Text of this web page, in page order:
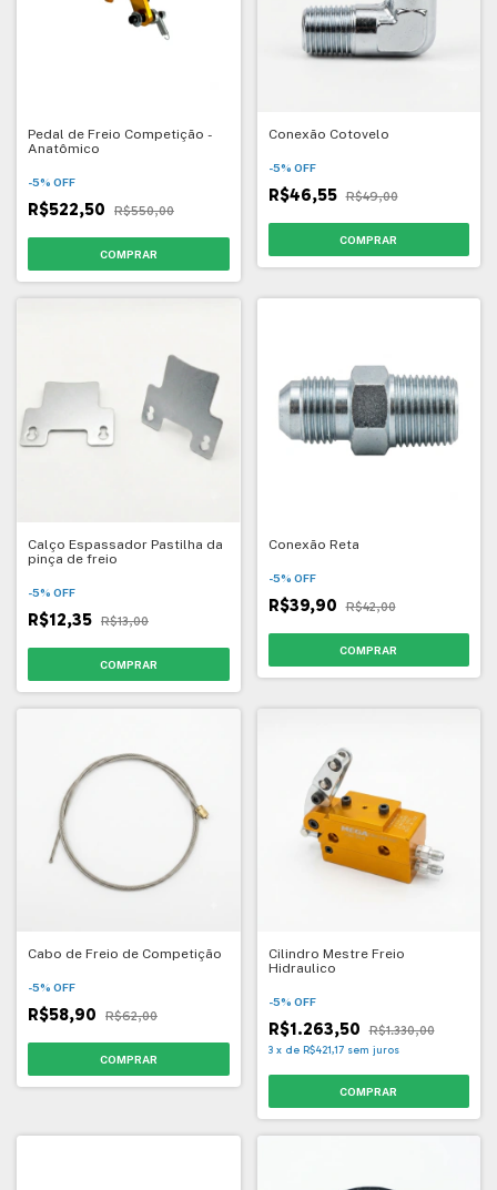
Pedal de Freio Competição -
Anatômico
-5% OFF
R$522,50 R$550,00
Conexão Cotovelo
-5% OFF
R$46,55 R$49,00
Calço Espassador Pastilha da
pinça de freio
-5% OFF
R$12,35 R$13,00
Conexão Reta
-5% OFF
R$39,90 R$42,00
Cabo de Freio de Competição
-5% OFF
R$58,90 R$62,00
Cilindro Mestre Freio
Hidraulico
-5% OFF
R$1.263,50 R$1.330,00
3 x de R$421,17 sem juros